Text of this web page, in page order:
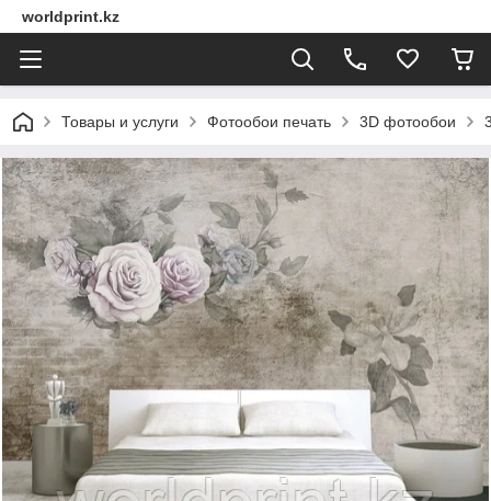
worldprint.kz
Товары и услуги Фотообои печать 3D фотообои